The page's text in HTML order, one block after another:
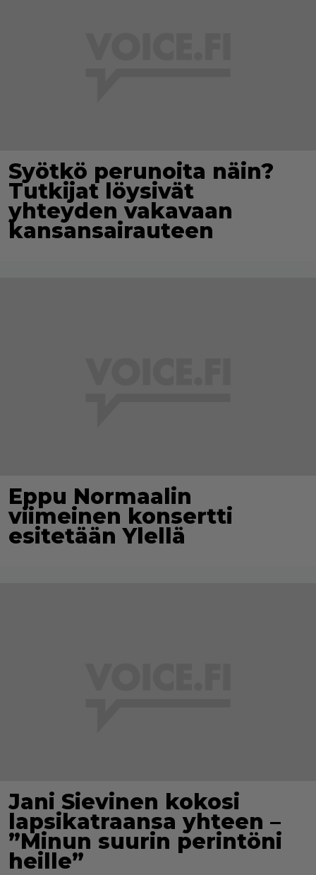
Syötkö perunoita näin?
Tutkijat löysivät
yhteyden vakavaan
kansansairauteen
Eppu Normaalin
viimeinen konsertti
esitetään Ylellä
Jani Sievinen kokosi
lapsikatraansa yhteen –
”Minun suurin perintöni
heille”